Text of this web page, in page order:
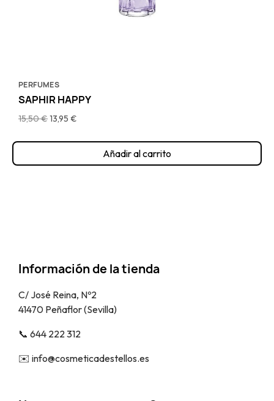
PERFUMES
SAPHIR HAPPY
15,50 €13,95 €
Añadir al carrito
Información de la tienda
C/ José Reina, Nº2
41470 Peñaflor (Sevilla)
📞​ 644 222 312
✉️​ info@cosmeticadestellos.es